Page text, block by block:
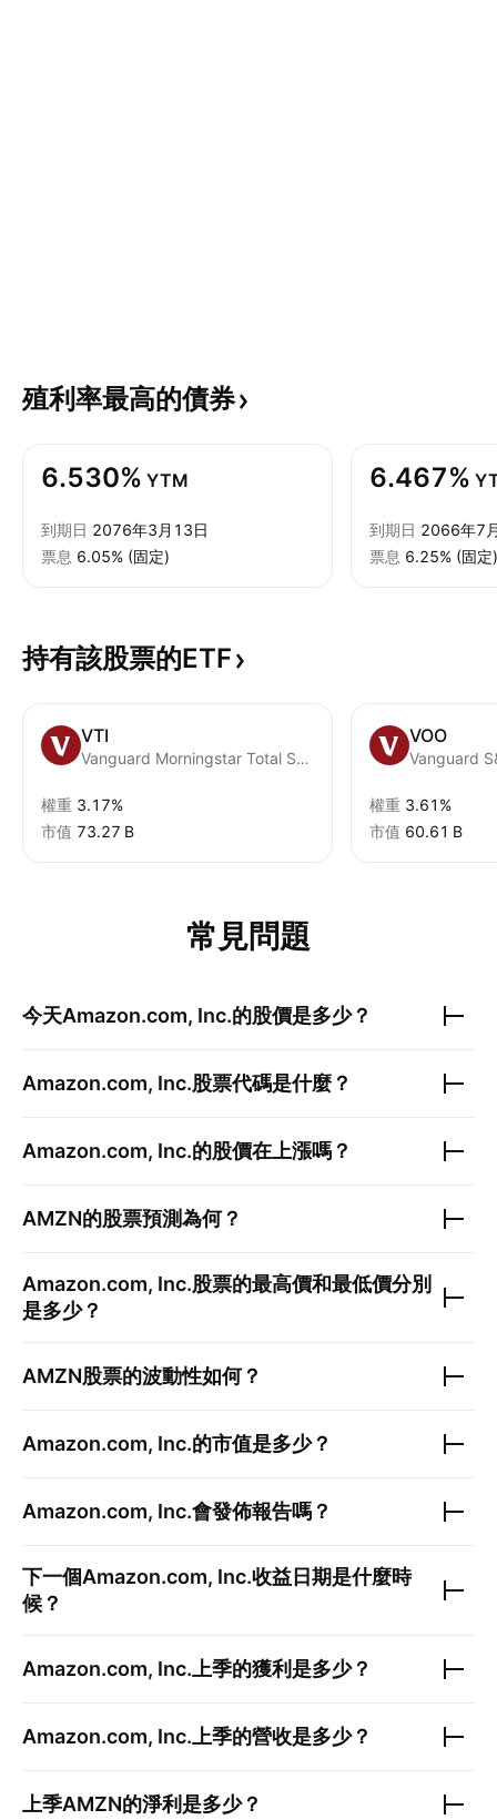
殖利率最高的債券
6.530% YTM
到期日 2076年3月13日
票息 6.05% (固定)
6.467%
到期日 2066年7
票息 6.25% (固定)
持有該股票的ETF
VTI
Vanguard Morningstar Total Stock Market ETF
權重 3.17%
市值 ‪73.27 B‬
VOO
Vanguard
權重 3.61%
市值 ‪60.61 B‬
常見問題
今天Amazon.com, Inc.的股價是多少？
Amazon.com, Inc.股票代碼是什麼？
Amazon.com, Inc.的股價在上漲嗎？
AMZN的股票預測為何？
Amazon.com, Inc.股票的最高價和最低價分別
是多少？
AMZN股票的波動性如何？
Amazon.com, Inc.的市值是多少？
Amazon.com, Inc.會發佈報告嗎？
下一個Amazon.com, Inc.收益日期是什麼時
候？
Amazon.com, Inc. 上季的獲利是多少？
Amazon.com, Inc. 上季的營收是多少？
上季AMZN的淨利是多少？